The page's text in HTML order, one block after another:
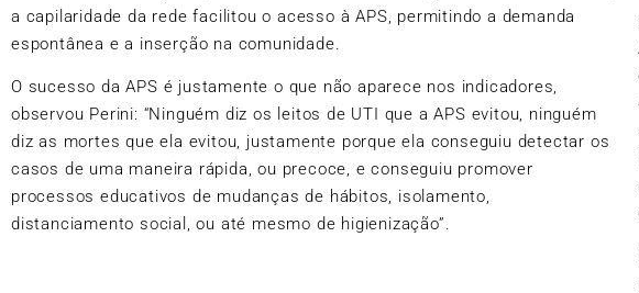
a capilaridade da rede facilitou o acesso à APS, permitindo a demanda
espontânea e a inserção na comunidade.
O sucesso da APS é justamente o que não aparece nos indicadores,
observou Perini: “Ninguém diz os leitos de UTI que a APS evitou, ninguém
diz as mortes que ela evitou, justamente porque ela conseguiu detectar os
casos de uma maneira rápida, ou precoce, e conseguiu promover
processos educativos de mudanças de hábitos, isolamento,
distanciamento social, ou até mesmo de higienização”.